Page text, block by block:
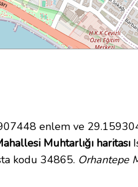
enlem ve
Muhtarlığı haritası
kodu 34865. Orhantepe